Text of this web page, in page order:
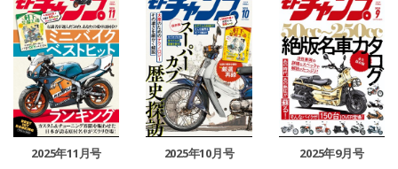
2025年11月号 2025年10月号 2025年9月号